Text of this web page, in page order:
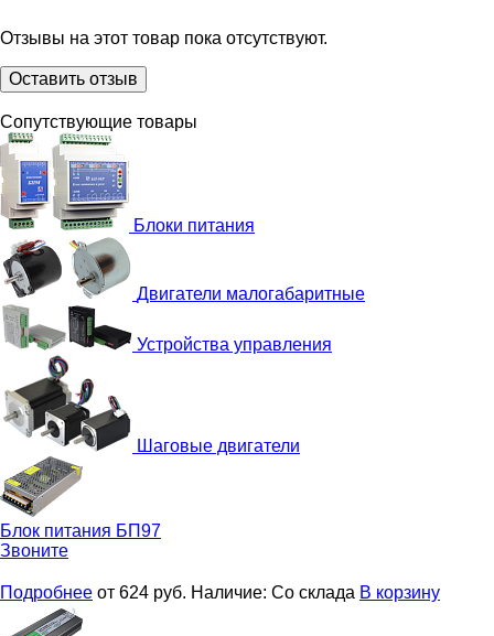
Отзывы на этот товар пока отсутствуют.
Оставить отзыв
Сопутствующие товары
Блоки питания
Двигатели малогабаритные
Устройства управления
Шаговые двигатели
Блок питания БП97
Звоните
Подробнее от 624 руб. Наличие: Со склада В корзину